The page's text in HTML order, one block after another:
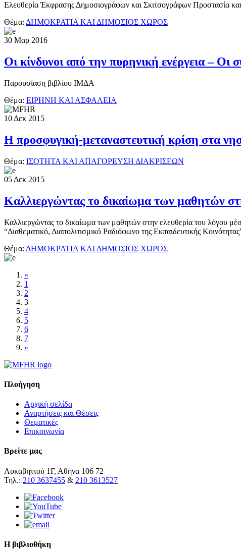
Ελευθερία Έκφρασης Δημοσιογράφων και Σκιτσογράφων Προστασία
Θέμα: ΔΗΜΟΚΡΑΤΙΑ ΚΑΙ ΔΗΜΟΣΙΟΣ ΧΩΡΟΣ
30 Μαρ 2016
Οι κίνδυνοι από την πυρηνική ενέργεια – Οι
Παρουσίαση βιβλίου ΙΜΔΑ
Θέμα: ΕΙΡΗΝΗ ΚΑΙ ΑΣΦΑΛΕΙΑ
10 Δεκ 2015
Η προσφυγική-μεταναστευτική κρίση στα
Θέμα: ΙΣΟΤΗΤΑ ΚΑΙ ΑΠΑΓΟΡΕΥΣΗ ΔΙΑΚΡΙΣΕΩΝ
05 Δεκ 2015
Καλλιεργώντας το δικαίωμα των μαθητών
Καλλιεργώντας το δικαίωμα των μαθητών στην ελευθερία του λόγου
“Διαθεματικό, Διαπολιτισμικό Ραδιόφωνο της Εκπαιδευτικής
Θέμα: ΔΗΜΟΚΡΑΤΙΑ ΚΑΙ ΔΗΜΟΣΙΟΣ ΧΩΡΟΣ
«
1
2
3
4
5
6
7
»
Πλοήγηση
Αρχική σελίδα
Αναρτήσεις και Θέσεις
Θεματικές
Επικοινωνία
Βρείτε μας
Λυκαβηττού 1Γ, Αθήνα 106 72
Τηλ.: 210 3637455 & 210 3613527
Η βιβλιοθήκη